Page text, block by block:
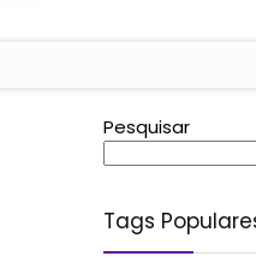
Pesquisar
Tags